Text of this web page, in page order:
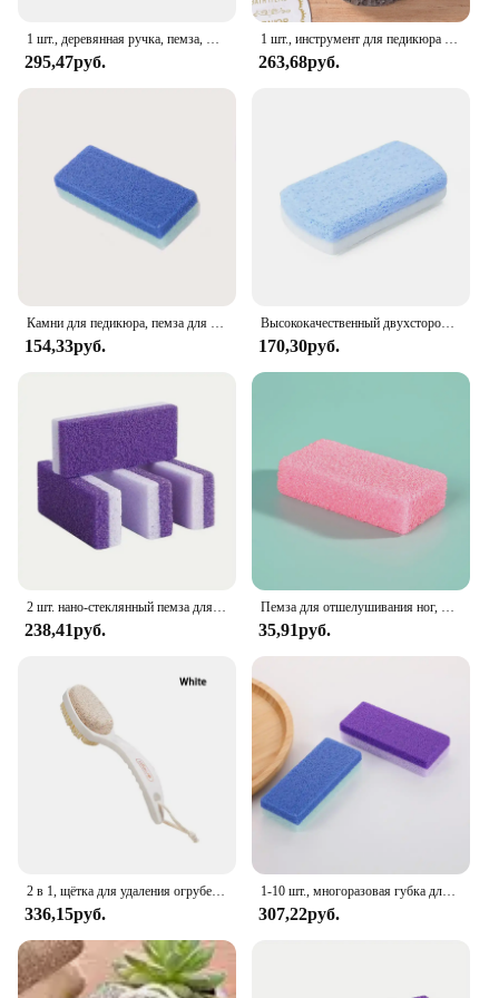
1 шт., деревянная ручка, пемза, щетка для ног, скруббер для ног, натуральная кожа, отшелушивающая щетина, массажный инструмент, средство для удаления педикюра B K2F1
295,47руб.
1 шт., инструмент для педикюра из натурального камня
263,68руб.
Камни для педикюра, пемза для ног, пемза для педикюра, инструменты для отшелушивания омертвевшей кожи
154,33руб.
Высококачественный двухсторонний пемза для удаления мозолей, педикюрный камень, инструменты для педикюра, пилка для ног, пемза из стекла для ног
170,30руб.
238,41руб. 35,91руб.
336,15руб.
1-10 шт., многоразовая губка для удаления мозолей
307,22руб.